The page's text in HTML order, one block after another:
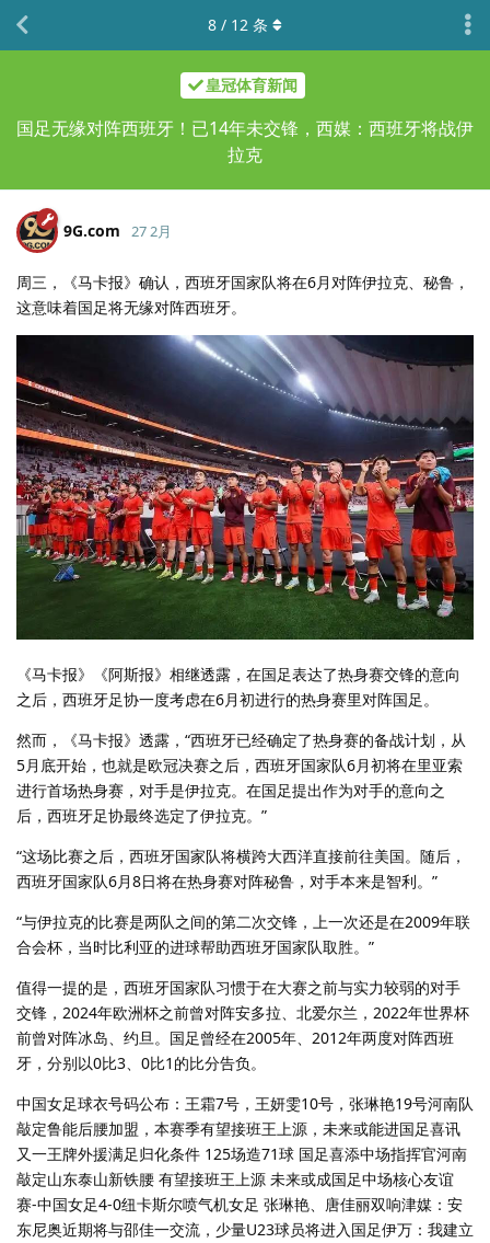
皇冠体育新闻
国足无缘对阵西班牙！已14年未交锋，西媒：西班牙将战伊
拉克
8 / 12 条
9G.​com 27 2月
周三，《马卡报》确认，西班牙国家队将在6月对阵伊拉克、秘鲁，
这意味着国足将无缘对阵西班牙。
《马卡报》《阿斯报》相继透露，在国足表达了热身赛交锋的意向
之后，西班牙足协一度考虑在6月初进行的热身赛里对阵国足。
然而，《马卡报》透露，“西班牙已经确定了热身赛的备战计划，从
5月底开始，也就是欧冠决赛之后，西班牙国家队6月初将在里亚索
进行首场热身赛，对手是伊拉克。在国足提出作为对手的意向之
后，西班牙足协最终选定了伊拉克。”
“这场比赛之后，西班牙国家队将横跨大西洋直接前往美国。随后，
西班牙国家队6月8日将在热身赛对阵秘鲁，对手本来是智利。”
“与伊拉克的比赛是两队之间的第二次交锋，上一次还是在2009年联
合会杯，当时比利亚的进球帮助西班牙国家队取胜。”
值得一提的是，西班牙国家队习惯于在大赛之前与实力较弱的对手
交锋，2024年欧洲杯之前曾对阵安多拉、北爱尔兰，2022年世界杯
前曾对阵冰岛、约旦。国足曾经在2005年、2012年两度对阵西班
牙，分别以0比3、0比1的比分告负。
中国女足球衣号码公布：王霜7号，王妍雯10号，张琳艳19号河南队
敲定鲁能后腰加盟，本赛季有望接班王上源，未来或能进国足喜讯
又一王牌外援满足归化条件 125场造71球 国足喜添中场指挥官河南
敲定山东泰山新铁腰 有望接班王上源 未来或成国足中场核心友谊
赛-中国女足4-0纽卡斯尔喷气机女足 张琳艳、唐佳丽双响津媒：安
东尼奥近期将与邵佳一交流，少量U23球员将进入国足伊万：我建立